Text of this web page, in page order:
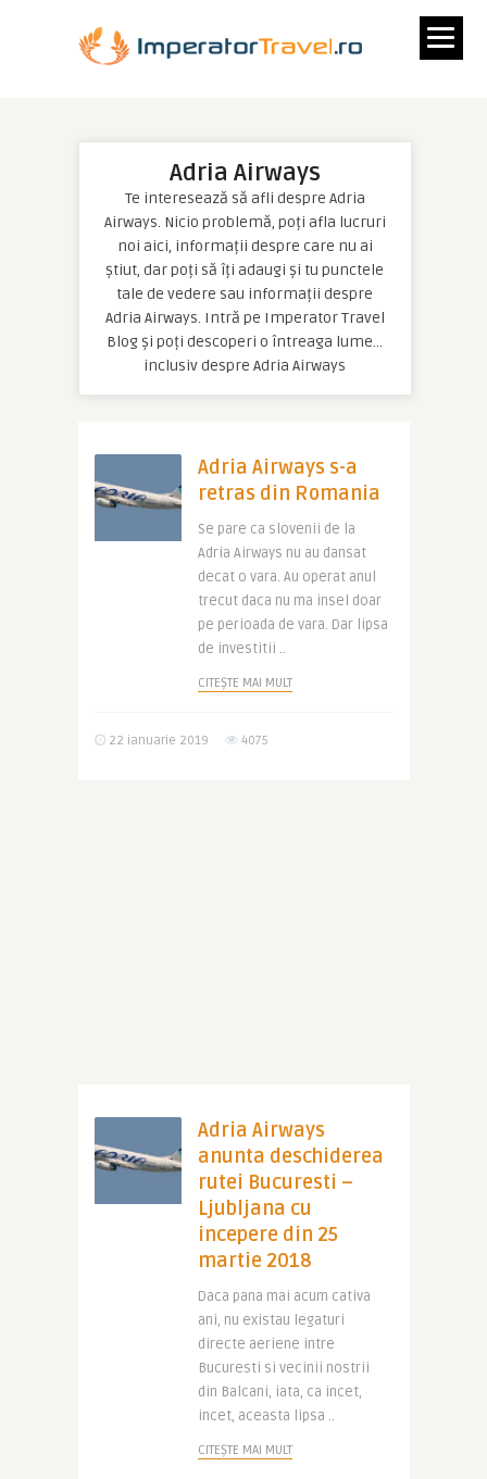
Adria Airways
Te interesează să afli despre Adria
Airways. Nicio problemă, poți afla lucruri
noi aici, informații despre care nu ai
știut, dar poți să îți adaugi și tu punctele
tale de vedere sau informații despre
Adria Airways. Intră pe Imperator Travel
Blog și poți descoperi o întreaga lume…
inclusiv despre Adria Airways
Adria Airways s-a
retras din Romania
Se pare ca slovenii de la
Adria Airways nu au dansat
decat o vara. Au operat anul
trecut daca nu ma insel doar
pe perioada de vara. Dar lipsa
de investitii ..
CITEȘTE MAI MULT
22 ianuarie 2019 4075
Adria Airways
anunta deschiderea
rutei Bucuresti –
Ljubljana cu
incepere din 25
martie 2018
Daca pana mai acum cativa
ani, nu existau legaturi
directe aeriene intre
Bucuresti si vecinii nostrii
din Balcani, iata, ca incet,
incet, aceasta lipsa ..
CITEȘTE MAI MULT